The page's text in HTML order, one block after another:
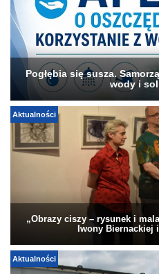
Pogłębia się susza.
wody i
Aktualności
„Obrazy ciszy – rysunek i
Iwony Biernackiej
Aktualności